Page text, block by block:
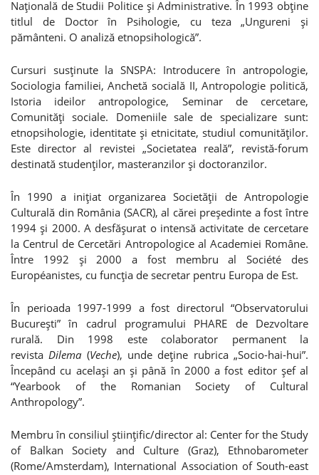
Naţională de Studii Politice şi Administrative. În 1993 obţine
titlul de Doctor în Psihologie, cu teza „Ungureni şi
pământeni. O analiză etnopsihologică”.
Cursuri susţinute la SNSPA: Introducere în antropologie,
Sociologia familiei, Anchetă socială II, Antropologie politică,
Istoria ideilor antropologice, Seminar de cercetare,
Comunităţi sociale. Domeniile sale de specializare sunt:
etnopsihologie, identitate şi etnicitate, studiul comunităţilor.
Este director al revistei „Societatea reală”, revistă-forum
destinată studenţilor, masteranzilor şi doctoranzilor.
În 1990 a iniţiat organizarea Societăţii de Antropologie
Culturală din România (SACR), al cărei preşedinte a fost între
1994 şi 2000. A desfăşurat o intensă activitate de cercetare
la Centrul de Cercetări Antropologice al Academiei Române.
Între 1992 şi 2000 a fost membru al Société des
Européanistes, cu funcţia de secretar pentru Europa de Est.
În perioada 1997-1999 a fost directorul “Observatorului
Bucureşti” în cadrul programului PHARE de Dezvoltare
rurală. Din 1998 este colaborator permanent la
revistaDilema (Veche), unde deţine rubrica „Socio-hai-hui”.
Începând cu acelaşi an şi până în 2000 a fost editor şef al
“Yearbook of the Romanian Society of Cultural
Anthropology”.
Membru în consiliul ştiinţific/director al: Center for the Study
of Balkan Society and Culture (Graz), Ethnobarometer
(Rome/Amsterdam), International Association of South-east